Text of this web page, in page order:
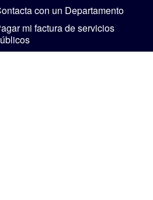
con un Departamento
mi factura de servicios